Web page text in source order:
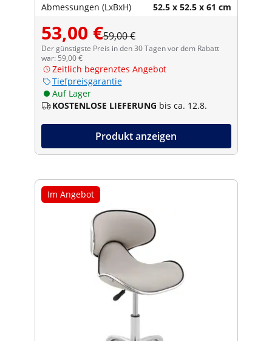
Abmessungen (LxBxH) 52.5 x 52.5 x 61 cm
53,00 €59,00 €
Der günstigste Preis in den 30 Tagen vor dem Rabatt
war: 59,00 €
Zeitlich begrenztes Angebot
Tiefpreisgarantie
Auf Lager
KOSTENLOSE LIEFERUNG bis ca. 12.8.
Produkt anzeigen
Im Angebot